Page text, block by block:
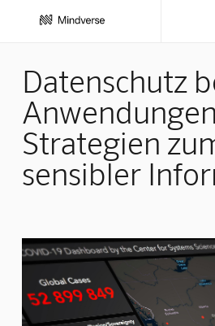
Datenschutz
Strategien
sensibler